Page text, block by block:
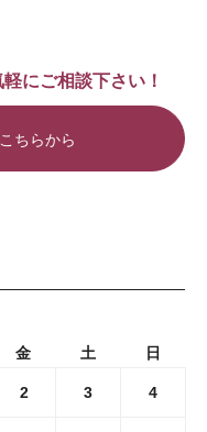
にご相談下さい！
ちらから
金 土 日
2 3 4